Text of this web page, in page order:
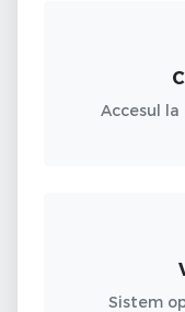
Accesul
Sistem